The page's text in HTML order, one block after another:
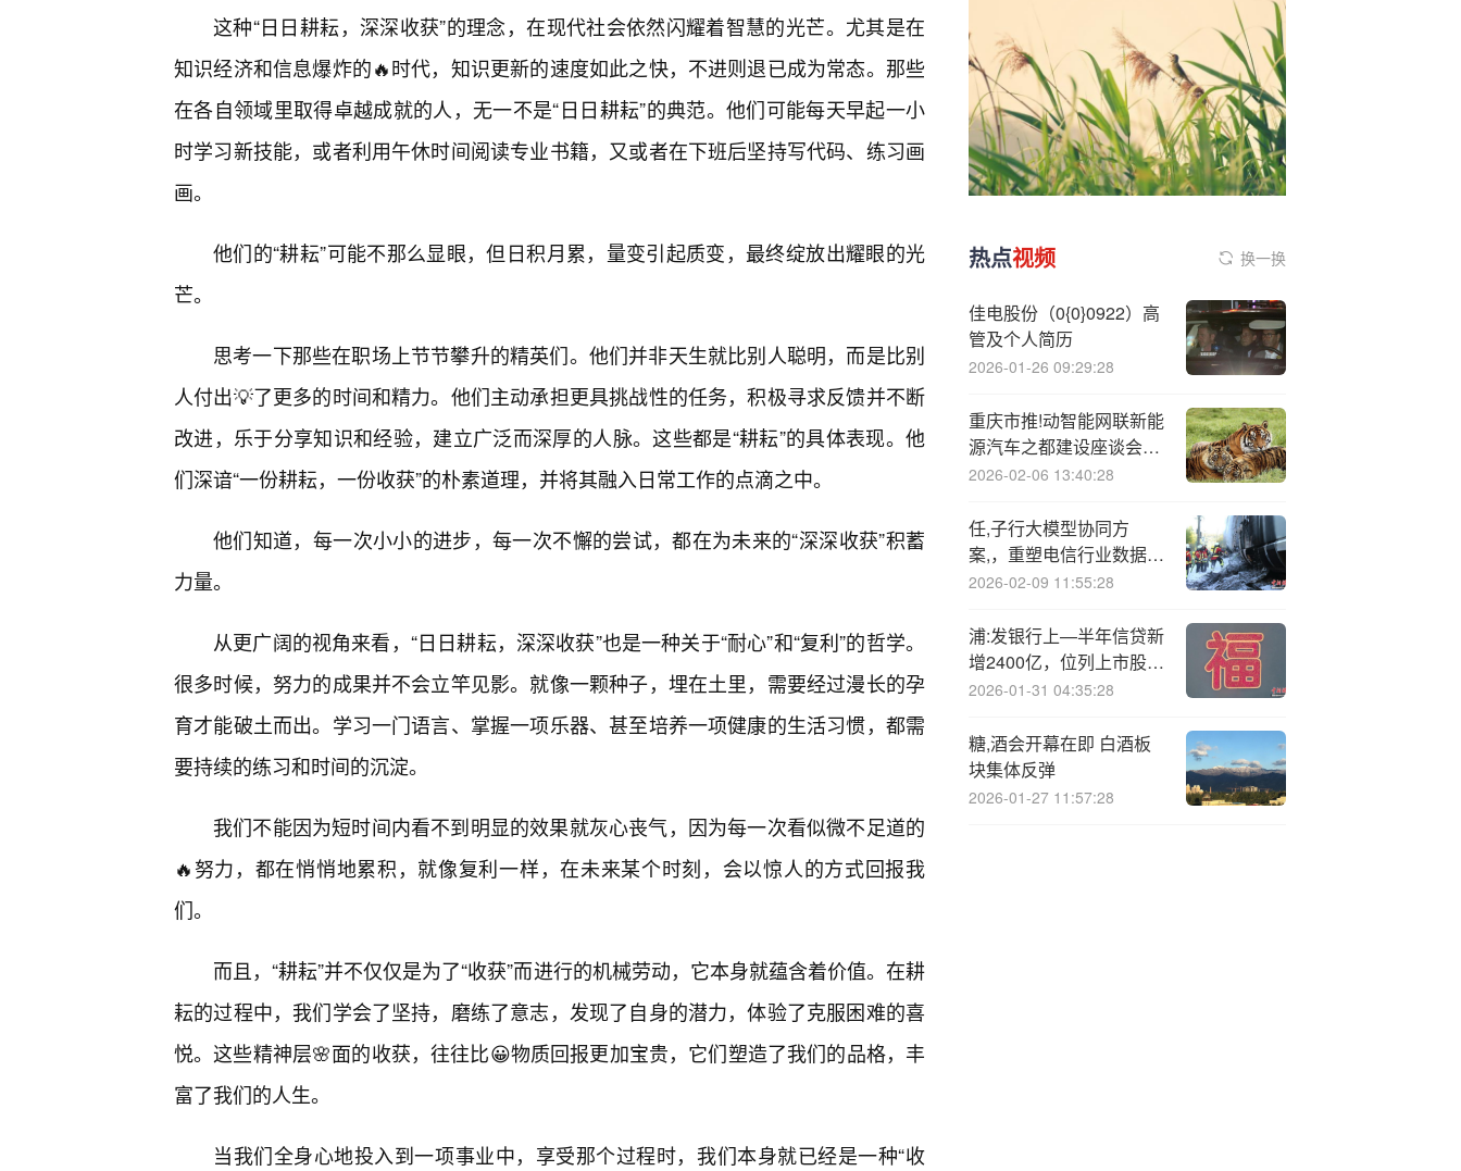
这种“日日耕耘，深深收获”的理念，在现代社会依然闪耀着智慧的光芒。尤其是在
知识经济和信息爆炸的🔥时代，知识更新的速度如此之快，不进则退已成为常态。那些
在各自领域里取得卓越成就的人，无一不是“日日耕耘”的典范。他们可能每天早起一小
时学习新技能，或者利用午休时间阅读专业书籍，又或者在下班后坚持写代码、练习画
画。
他们的“耕耘”可能不那么显眼，但日积月累，量变引起质变，最终绽放出耀眼的光
芒。
思考一下那些在职场上节节攀升的精英们。他们并非天生就比别人聪明，而是比别
人付出💡了更多的时间和精力。他们主动承担更具挑战性的任务，积极寻求反馈并不断
改进，乐于分享知识和经验，建立广泛而深厚的人脉。这些都是“耕耘”的具体表现。他
们深谙“一份耕耘，一份收获”的朴素道理，并将其融入日常工作的点滴之中。
他们知道，每一次小小的进步，每一次不懈的尝试，都在为未来的“深深收获”积蓄
力量。
从更广阔的视角来看，“日日耕耘，深深收获”也是一种关于“耐心”和“复利”的哲学。
很多时候，努力的成果并不会立竿见影。就像一颗种子，埋在土里，需要经过漫长的孕
育才能破土而出。学习一门语言、掌握一项乐器、甚至培养一项健康的生活习惯，都需
要持续的练习和时间的沉淀。
我们不能因为短时间内看不到明显的效果就灰心丧气，因为每一次看似微不足道的
🔥努力，都在悄悄地累积，就像复利一样，在未来某个时刻，会以惊人的方式回报我
们。
而且，“耕耘”并不仅仅是为了“收获”而进行的机械劳动，它本身就蕴含着价值。在耕
耘的过程中，我们学会了坚持，磨练了意志，发现了自身的潜力，体验了克服困难的喜
悦。这些精神层🌸面的收获，往往比😀物质回报更加宝贵，它们塑造了我们的品格，丰
富了我们的人生。
当我们全身心地投入到一项事业中，享受那个过程时，我们本身就已经是一种“收
热点视频 换一换
佳电股份（0{0}0922）高
管及个人简历
2026-01-26 09:29:28
重庆市推!动智能网联新能
源汽车之都建设座谈会召
开 袁家军主持并讲话 胡
2026-02-06 13:40:28
任,子行大模型协同方
案,，重塑电信行业数据安
全治理新范式
2026-02-09 11:55:28
浦:发银行上—半年信贷新
增2400亿，位列上市股份
行之首
2026-01-31 04:35:28
糖,酒会开幕在即 白酒板
块集体反弹
2026-01-27 11:57:28